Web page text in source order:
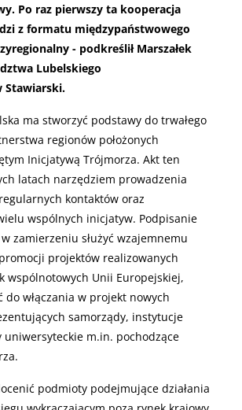
Po raz pierwszy ta kooperacja
z formatu międzypaństwowego
- podkreślił Marszałek
Lubelskiego
Stawiarski.
ma stworzyć podstawy do trwałego
regionów położonych
Inicjatywą Trójmorza. Akt ten
latach narzędziem prowadzenia
kontaktów oraz
wspólnych inicjatyw. Podpisanie
zamierzeniu służyć wzajemnemu
projektów realizowanych
wspólnotowych Unii Europejskiej,
do włączania w projekt nowych
samorządy, instytucje
uniwersyteckie m.in. pochodzące
podmioty podejmujące działania